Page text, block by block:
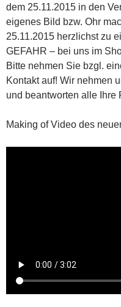
dem 25.11.2015 in den
eigenes Bild bzw. Ohr
25.11.2015 herzlichst zu
GEFAHR – bei uns im
Bitte nehmen Sie bzgl.
Kontakt auf! Wir nehmen
und beantworten alle
Making of Video des